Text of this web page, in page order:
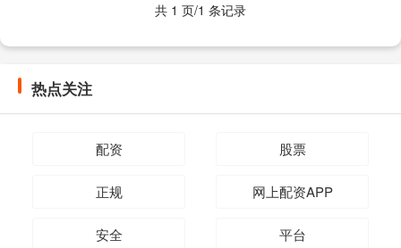
共 1 页/1 条记录
热点关注
配资 股票
正规 网上配资APP
安全 平台